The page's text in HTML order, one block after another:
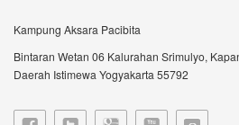
VIDEO TERBARU